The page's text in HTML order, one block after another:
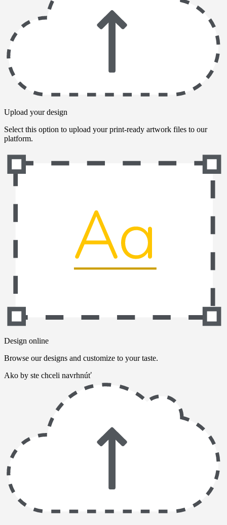
Upload your design
Select this option to upload your print-ready artwork files to our
platform.
Design online
Browse our designs and customize to your taste.
Ako by ste chceli navrhnúť